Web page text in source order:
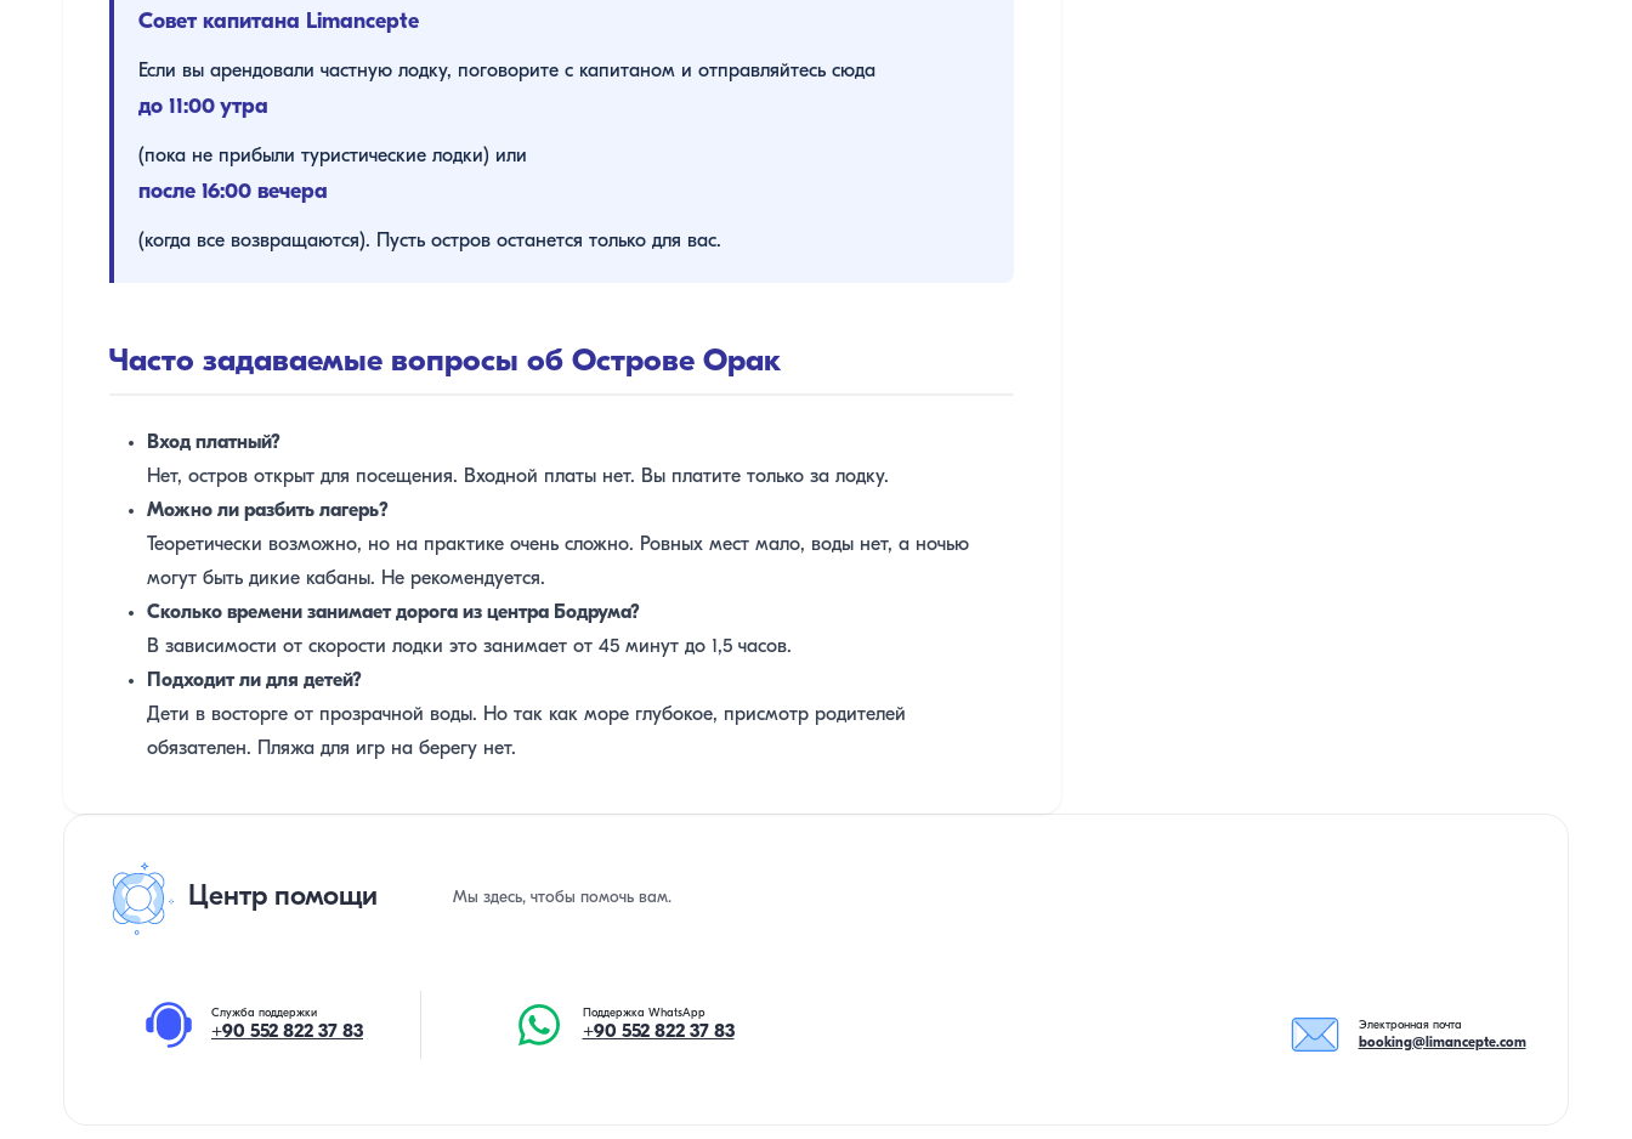
Совет капитана Limancepte
Если вы арендовали частную лодку, поговорите с капитаном и отправляйтесь сюда
до 11:00 утра
(пока не прибыли туристические лодки) или
после 16:00 вечера
(когда все возвращаются). Пусть остров останется только для вас.
Часто задаваемые вопросы об Острове Орак
Вход платный?
Нет, остров открыт для посещения. Входной платы нет. Вы платите только за лодку.
Можно ли разбить лагерь?
Теоретически возможно, но на практике очень сложно. Ровных мест мало, воды нет, а ночью
могут быть дикие кабаны. Не рекомендуется.
Сколько времени занимает дорога из центра Бодрума?
В зависимости от скорости лодки это занимает от 45 минут до 1,5 часов.
Подходит ли для детей?
Дети в восторге от прозрачной воды. Но так как море глубокое, присмотр родителей
обязателен. Пляжа для игр на берегу нет.
Центр помощи Мы здесь, чтобы помочь вам.
Служба поддержки
+90 552 822 37 83
Поддержка WhatsApp
+90 552 822 37 83 Электронная почта
booking@limancepte.com